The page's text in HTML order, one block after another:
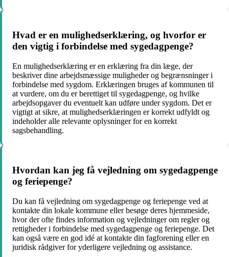
Hvad er en mulighedserklæring, og hvorfor er
den vigtig i forbindelse med sygedagpenge?
En mulighedserklæring er en erklæring fra din læge, der
beskriver dine arbejdsmæssige muligheder og begrænsninger i
forbindelse med sygdom. Erklæringen bruges af kommunen til
at vurdere, om du er berettiget til sygedagpenge, og hvilke
arbejdsopgaver du eventuelt kan udføre under sygdom. Det er
vigtigt at sikre, at mulighedserklæringen er korrekt udfyldt og
indeholder alle relevante oplysninger for en korrekt
sagsbehandling.
Hvordan kan jeg få vejledning om sygedagpenge
og feriepenge?
Du kan få vejledning om sygedagpenge og feriepenge ved at
kontakte din lokale kommune eller besøge deres hjemmeside,
hvor der ofte findes information og vejledninger om regler og
rettigheder i forbindelse med sygedagpenge og feriepenge. Det
kan også være en god idé at kontakte din fagforening eller en
juridisk rådgiver for yderligere vejledning og assistance.